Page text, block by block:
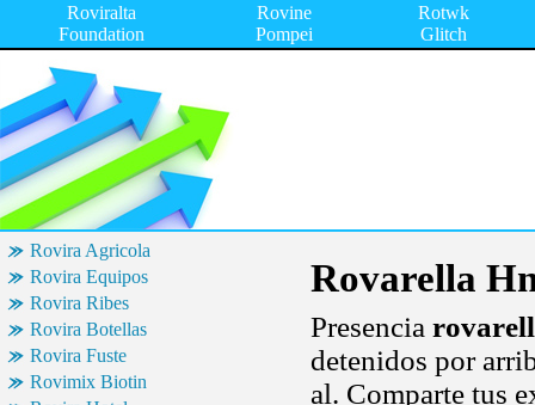
Roviralta
Foundation
Rovine
Pompei
Rotwk
Glitch
Rovira Agricola
Rovira Equipos
Rovira Ribes
Rovira Botellas
Rovira Fuste
Rovimix Biotin
Rovarella
Presencia
detenidos por
al. Comparte tus